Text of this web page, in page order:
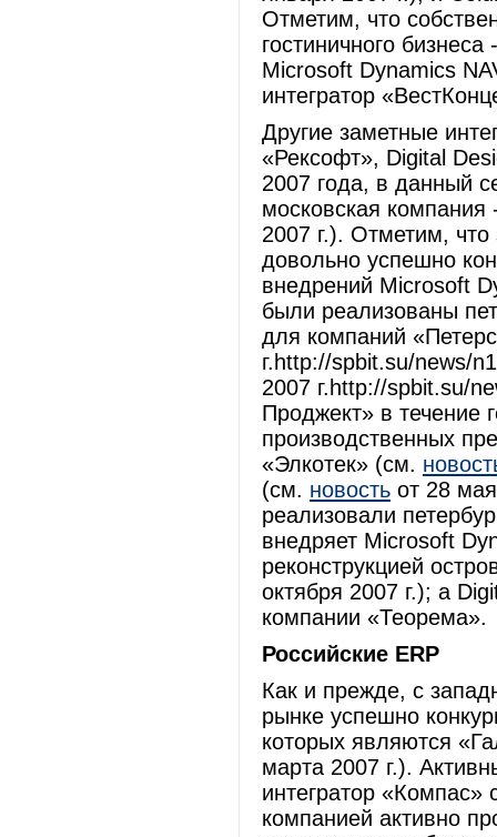
Отметим, что
гостиничного
Microsoft Dynamics
интегратор
Другие заметные
«Рексофт», Digital
2007 года, в данный
московская
2007 г.). Отметим,
довольно успешно
внедрений Microsoft
были реализованы
для компаний
г.http://spbit.su/news/
2007 г.http://spbit.su/
Проджект» в течение
производственных
«Элкотек» (см.
(см. новость от 28
реализовали
внедряет Microsoft
реконструкцией
октября 2007 г.); а
компании «Теорема».
Российские ERP
Как и прежде, с
рынке успешно
которых являются
марта 2007 г.).
интегратор «Компас»
компанией активно